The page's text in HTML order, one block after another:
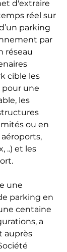
d'extraire
réel sur
parking
par
réseau
cible les
une
les
ou en
..) et les
une
parking en
centaine
a
auprès